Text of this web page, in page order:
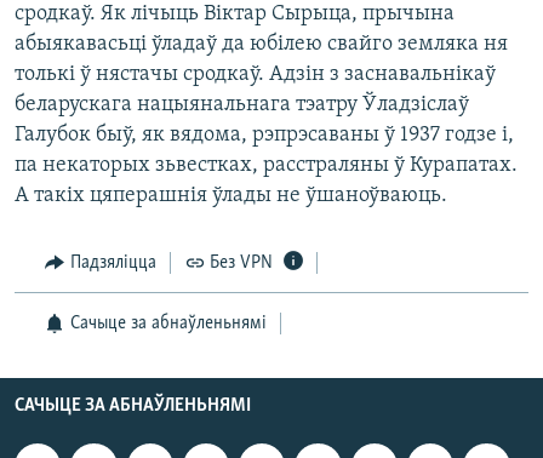
сродкаў. Як лічыць Віктар Сырыца, прычына
абыякавасьці ўладаў да юбілею свайго земляка ня
толькі ў нястачы сродкаў. Адзін з заснавальнікаў
беларускага нацыянальнага тэатру Ўладзіслаў
Галубок быў, як вядома, рэпрэсаваны ў 1937 годзе і,
па некаторых зьвестках, расстраляны ў Курапатах.
А такіх цяперашнія ўлады не ўшаноўваюць.
Падзяліцца Без VPN
Сачыце за абнаўленьнямі
САЧЫЦЕ ЗА АБНАЎЛЕНЬНЯМІ